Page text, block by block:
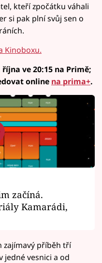
kteří zpočátku váhali
si pak plní svůj sen o
Kinoboxu.
ve 20:15 na Primě;
online na prima+.
začíná.
Kamarádi,
zajímavý příběh tří
jedné vesnici a od